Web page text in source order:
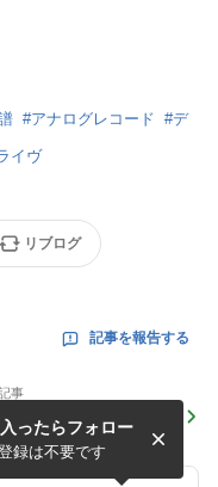
#アナログレコード #デ
イヴ
リブログ
記事を報告する
事
さん あみちゃんPod
etcったらフォロー
録は不要です